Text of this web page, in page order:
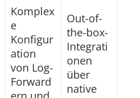
Komplex
e
Konfigur
ation
von Log-
Forward
Out-of-
the-box-
Integrati
onen
über
native